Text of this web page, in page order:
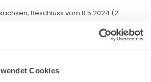
Cookies
Beschluss vom 8.5.2024 (2